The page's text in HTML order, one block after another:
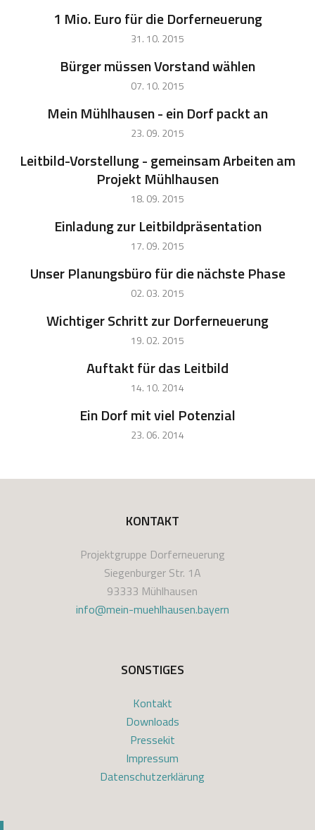
1 Mio. Euro für die Dorferneuerung
31. 10. 2015
Bürger müssen Vorstand wählen
07. 10. 2015
Mein Mühlhausen - ein Dorf packt an
23. 09. 2015
Leitbild-Vorstellung - gemeinsam Arbeiten am
Projekt Mühlhausen
18. 09. 2015
Einladung zur Leitbildpräsentation
17. 09. 2015
Unser Planungsbüro für die nächste Phase
02. 03. 2015
Wichtiger Schritt zur Dorferneuerung
19. 02. 2015
Auftakt für das Leitbild
14. 10. 2014
Ein Dorf mit viel Potenzial
23. 06. 2014
KONTAKT
Projektgruppe Dorferneuerung
Siegenburger Str. 1A
93333 Mühlhausen
info@mein-muehlhausen.bayern
SONSTIGES
Kontakt
Downloads
Pressekit
Impressum
Datenschutzerklärung